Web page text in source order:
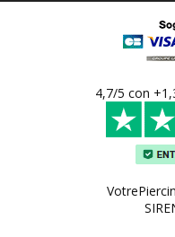
4,7/5 con